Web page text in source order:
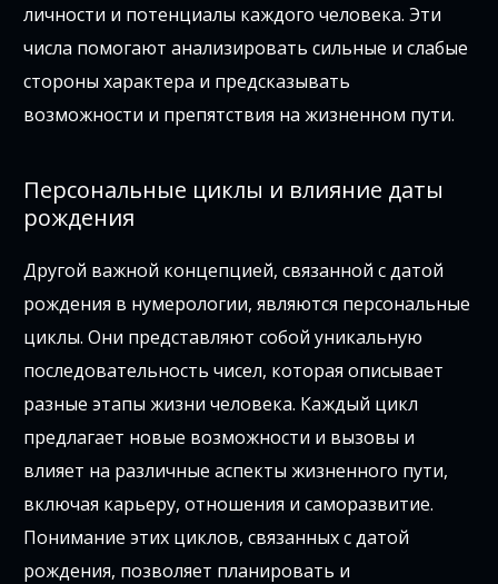
личности и потенциалы каждого человека. Эти
числа помогают анализировать сильные и слабые
стороны характера и предсказывать
возможности и препятствия на жизненном пути.
Персональные циклы и влияние даты
рождения
Другой важной концепцией, связанной с датой
рождения в нумерологии, являются персональные
циклы. Они представляют собой уникальную
последовательность чисел, которая описывает
разные этапы жизни человека. Каждый цикл
предлагает новые возможности и вызовы и
влияет на различные аспекты жизненного пути,
включая карьеру, отношения и саморазвитие.
Понимание этих циклов, связанных с датой
рождения, позволяет планировать и